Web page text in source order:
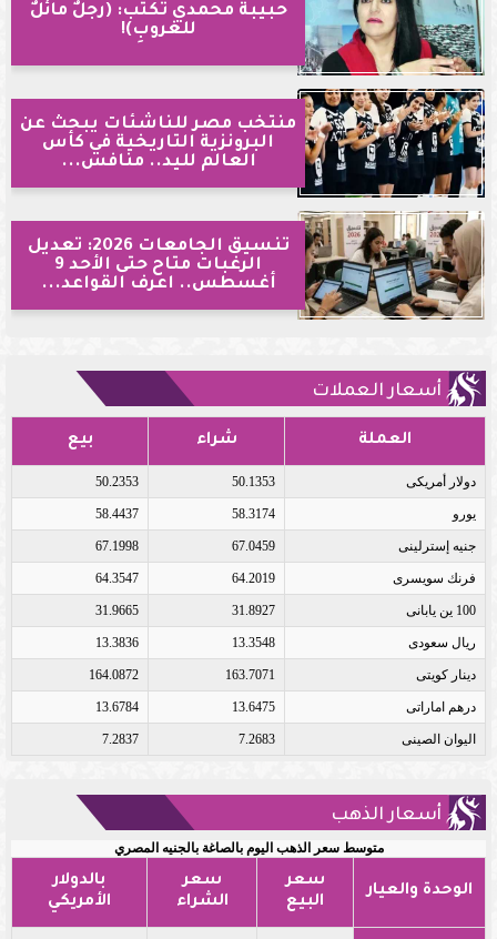
حبيبة محمدي تكتب: (رجلٌ مائلٌ
للغروبِ)!
منتخب مصر للناشئات يبحث عن
البرونزية التاريخية في كأس
العالم لليد.. منافس...
تنسيق الجامعات 2026: تعديل
الرغبات متاح حتى الأحد 9
أغسطس.. اعرف القواعد...
أسعار العملات
العملة شراء بيع
دولار أمريكى 50.1353
50.2353
يورو 58.3174
58.4437
جنيه إسترلينى 67.0459
67.1998
فرنك سويسرى 64.2019
64.3547
100 ين يابانى 31.8927
31.9665
ريال سعودى 13.3548
13.3836
دينار كويتى 163.7071
164.0872
درهم اماراتى 13.6475
13.6784
اليوان الصينى 7.2683
7.2837
أسعار الذهب
متوسط سعر الذهب اليوم بالصاغة بالجنيه المصري
الوحدة والعيار
سعر
البيع
سعر
الشراء
بالدولار
الأمريكي